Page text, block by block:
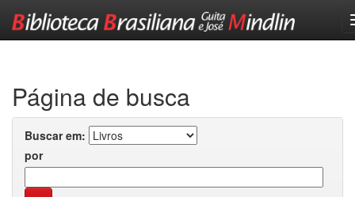
Página de busca
Buscar em:
por